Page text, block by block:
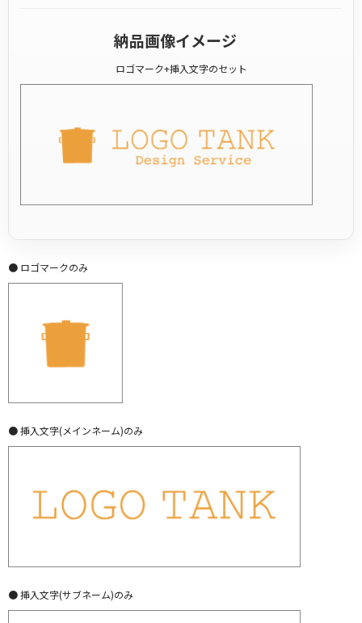
納品画像イメージ
ロゴマーク+挿入文字のセット
● ロゴマークのみ
● 挿入文字(メインネーム)のみ
● 挿入文字(サブネーム)のみ